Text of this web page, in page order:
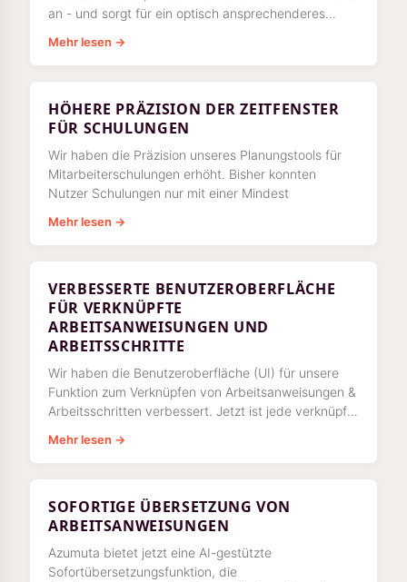
an - und sorgt für ein optisch ansprechenderes
Mehr lesen →
HÖHERE PRÄZISION DER ZEITFENSTER
FÜR SCHULUNGEN
Wir haben die Präzision unseres Planungstools für
Mitarbeiterschulungen erhöht. Bisher konnten
Nutzer Schulungen nur mit einer Mindest
Mehr lesen →
VERBESSERTE BENUTZEROBERFLÄCHE
FÜR VERKNÜPFTE
ARBEITSANWEISUNGEN UND
ARBEITSSCHRITTE
Wir haben die Benutzeroberfläche (UI) für unsere
Funktion zum Verknüpfen von Arbeitsanweisungen &
Arbeitsschritten verbessert. Jetzt ist jede verknüpfte
Mehr lesen →
SOFORTIGE ÜBERSETZUNG VON
ARBEITSANWEISUNGEN
Azumuta bietet jetzt eine AI-gestützte
Sofortübersetzungsfunktion, die